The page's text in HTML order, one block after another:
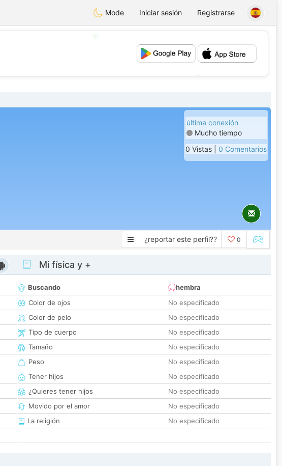
Mode Iniciar sesión Registrarse
última conexión
Mucho tiempo
0 Vistas | 0 Comentarios
¿reportar este perfil?? 0
Mi física y +
Buscando
hembra
Color de ojos
No especificado
Color de pelo
No especificado
Tipo de cuerpo
No especificado
Tamaño
No especificado
Peso
No especificado
Tener hijos
No especificado
¿Quieres tener hijos
No especificado
Movido por el amor
No especificado
La religión
No especificado